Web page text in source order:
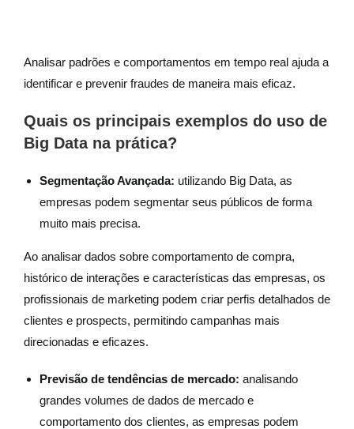
Analisar padrões e comportamentos em tempo real ajuda a
identificar e prevenir fraudes de maneira mais eficaz.
Quais os principais exemplos do uso de
Big Data na prática?
Segmentação Avançada: utilizando Big Data, as
empresas podem segmentar seus públicos de forma
muito mais precisa.
Ao analisar dados sobre comportamento de compra,
histórico de interações e características das empresas, os
profissionais de marketing podem criar perfis detalhados de
clientes e prospects, permitindo campanhas mais
direcionadas e eficazes.
Previsão de tendências de mercado: analisando
grandes volumes de dados de mercado e
comportamento dos clientes, as empresas podem